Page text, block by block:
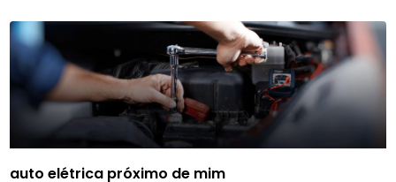
auto elétrica próximo de mim